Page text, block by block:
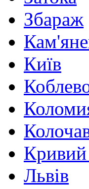
Збараж
Київ
Кривий
Львів